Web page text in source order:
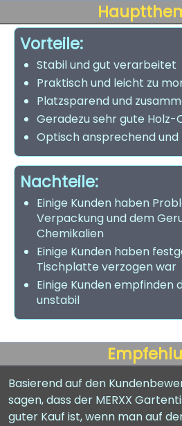
Vorteile:
Stabil und gut verarbeitet
Praktisch und leicht zu
Platzsparend und
Geradezu sehr gute Holz-
Optisch ansprechend
Nachteile:
Einige Kunden haben
Verpackung und dem
Chemikalien
Einige Kunden haben
Tischplatte verzogen war
Einige Kunden empfinden
unstabil
Basierend auf den
sagen, dass der MERXX
guter Kauf ist, wenn man auf